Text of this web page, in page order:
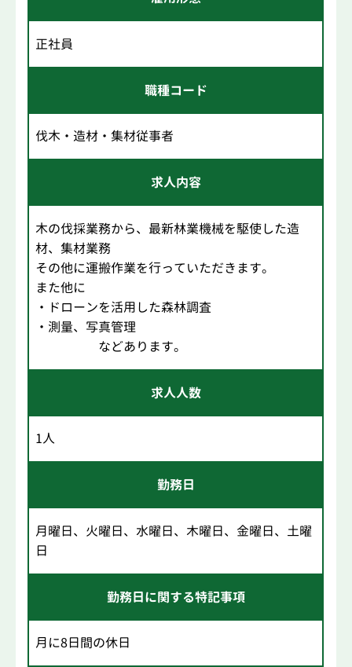
正社員
職種コード
伐木・造材・集材従事者
求人内容
木の伐採業務から、最新林業機械を駆使した造
材、集材業務
その他に運搬作業を行っていただきます。
また他に
・ドローンを活用した森林調査
・測量、写真管理
などあります。
求人人数
1人
勤務日
月曜日、火曜日、水曜日、木曜日、金曜日、土曜
日
勤務日に関する特記事項
月に8日間の休日